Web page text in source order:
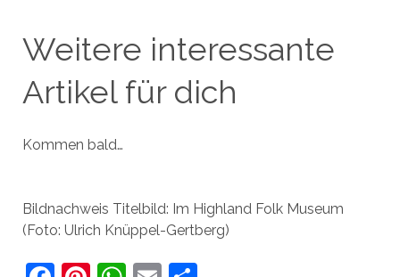
Weitere interessante
Artikel für dich
Kommen bald…
Bildnachweis Titelbild: Im Highland Folk Museum
(Foto: Ulrich Knüppel-Gertberg)